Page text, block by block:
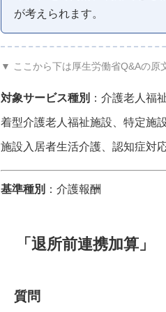
が考えられます。
▼ ここから下は厚生労働省Q&Aの原
対象サービス種別 ：介護老人福
着型介護老人福祉施設、特定施
施設入居者生活介護、認知症対
基準種別 ：介護報酬
「退所前連携加算」
質問